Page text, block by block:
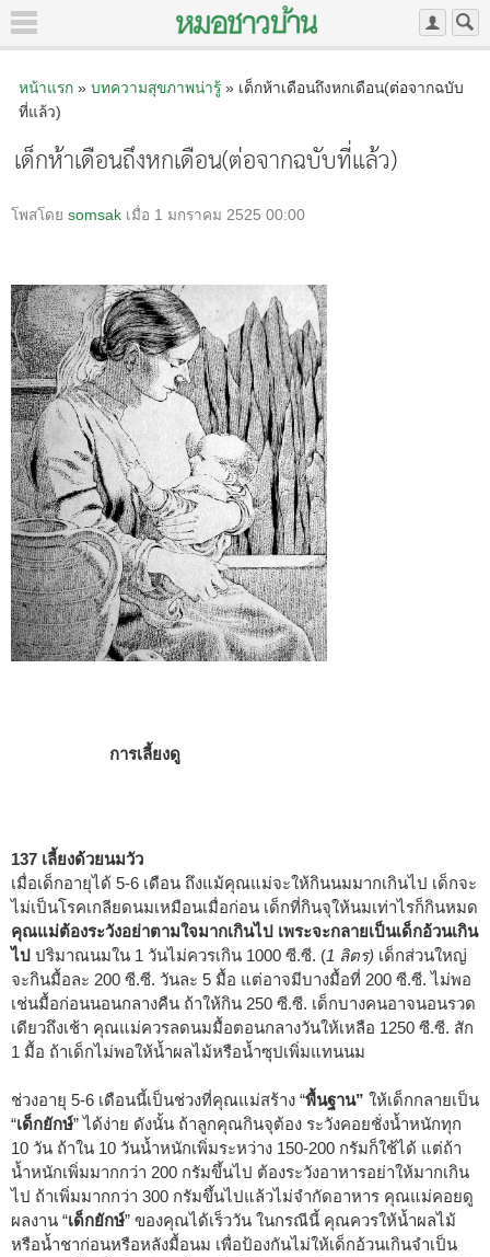
หน้าแรก» บทความสุขภาพน่ารู้» เด็กห้าเดือนถึงหกเดือน(ต่อจากฉบับ
ที่แล้ว)
เด็กห้าเดือนถึงหกเดือน(ต่อจากฉบับที่แล้ว)
โพสโดย somsak เมื่อ 1 มกราคม 2525 00:00
การเลี้ยงดู
137 เลี้ยงด้วยนมวัว
เมื่อเด็กอายุได้ 5-6 เดือน ถึงแม้คุณแม่จะให้กินนมมากเกินไป เด็กจะ
ไม่เป็นโรคเกลียดนมเหมือนเมื่อก่อน เด็กที่กินจุให้นมเท่าไรก็กินหมด
คุณแม่ต้องระวังอย่าตามใจมากเกินไป เพระจะกลายเป็นเด็กอ้วนเกิน
ไป ปริมาณนมใน 1 วันไม่ควรเกิน 1000 ซี.ซี. (1 ลิตร) เด็กส่วนใหญ่
จะกินมื้อละ 200 ซี.ซี. วันละ 5 มื้อ แต่อาจมีบางมื้อที่ 200 ซี.ซี. ไม่พอ
เช่นมื้อก่อนนอนกลางคืน ถ้าให้กิน 250 ซี.ซี. เด็กบางคนอาจนอนรวด
เดียวถึงเช้า คุณแม่ควรลดนมมื้อตอนกลางวันให้เหลือ 1250 ซี.ซี. สัก
1 มื้อ ถ้าเด็กไม่พอให้น้ำผลไม้หรือน้ำซุปเพิ่มแทนนม
ช่วงอายุ 5-6 เดือนนี้เป็นช่วงที่คุณแม่สร้าง “พื้นฐาน” ให้เด็กกลายเป็น
“เด็กยักษ์” ได้ง่าย ดังนั้น ถ้าลูกคุณกินจุต้อง ระวังคอยชั่งน้ำหนักทุก
10 วัน ถ้าใน 10 วันน้ำหนักเพิ่มระหว่าง 150-200 กรัมก็ใช้ได้ แต่ถ้า
น้ำหนักเพิ่มมากกว่า 200 กรัมขึ้นไป ต้องระวังอาหารอย่าให้มากเกิน
ไป ถ้าเพิ่มมากกว่า 300 กรัมขึ้นไปแล้วไม่จำกัดอาหาร คุณแม่คอยดู
ผลงาน “เด็กยักษ์” ของคุณได้เร็ววัน ในกรณีนี้ คุณควรให้น้ำผลไม้
หรือน้ำชาก่อนหรือหลังมื้อนม เพื่อป้องกันไม่ให้เด็กอ้วนเกินจำเป็น